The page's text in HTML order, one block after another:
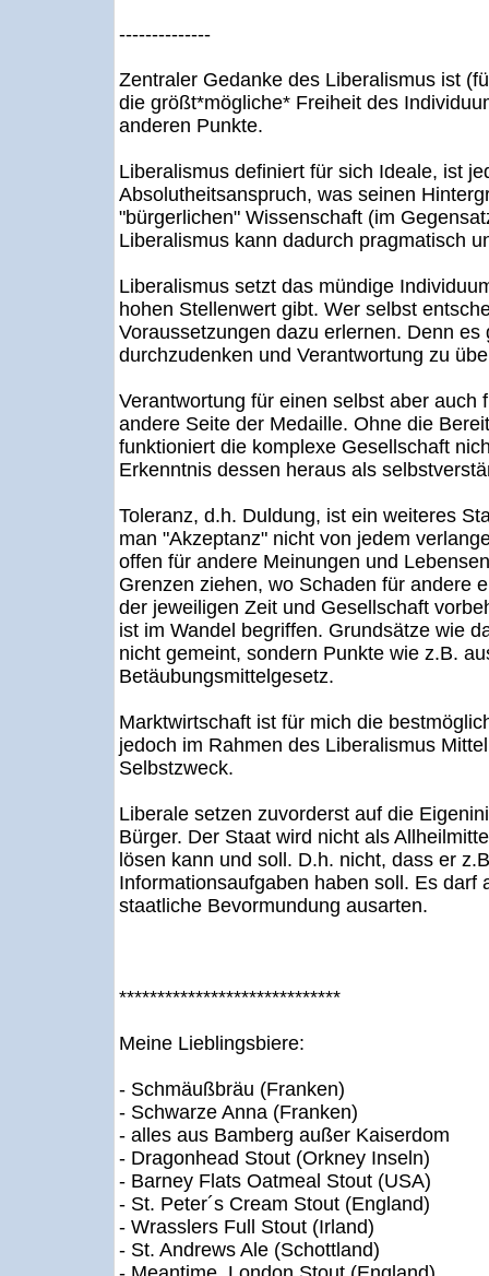
--------------
Zentraler Gedanke des Liberalismus ist
die größt*mögliche* Freiheit des
anderen Punkte.
Liberalismus definiert für sich Ideale, ist
Absolutheitsanspruch, was seinen
"bürgerlichen" Wissenschaft (im
Liberalismus kann dadurch pragmatisch
Liberalismus setzt das mündige
hohen Stellenwert gibt. Wer selbst
Voraussetzungen dazu erlernen. Denn
durchzudenken und Verantwortung zu
Verantwortung für einen selbst aber auch
andere Seite der Medaille. Ohne die
funktioniert die komplexe Gesellschaft
Erkenntnis dessen heraus als
Toleranz, d.h. Duldung, ist ein weiteres
man "Akzeptanz" nicht von jedem
offen für andere Meinungen und
Grenzen ziehen, wo Schaden für andere
der jeweiligen Zeit und Gesellschaft
ist im Wandel begriffen. Grundsätze wie
nicht gemeint, sondern Punkte wie z.B.
Betäubungsmittelgesetz.
Marktwirtschaft ist für mich die
jedoch im Rahmen des Liberalismus
Selbstzweck.
Liberale setzen zuvorderst auf die
Bürger. Der Staat wird nicht als
lösen kann und soll. D.h. nicht, dass er
Informationsaufgaben haben soll. Es darf
staatliche Bevormundung ausarten.
*****************************
Meine Lieblingsbiere:
- Schmäußbräu (Franken)
- Schwarze Anna (Franken)
- alles aus Bamberg außer Kaiserdom
- Dragonhead Stout (Orkney Inseln)
- Barney Flats Oatmeal Stout (USA)
- St. Peter´s Cream Stout (England)
- Wrasslers Full Stout (Irland)
- St. Andrews Ale (Schottland)